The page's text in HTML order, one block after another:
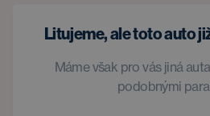
Litujeme, ale toto auto
Máme však pro vás jiná
podobnými